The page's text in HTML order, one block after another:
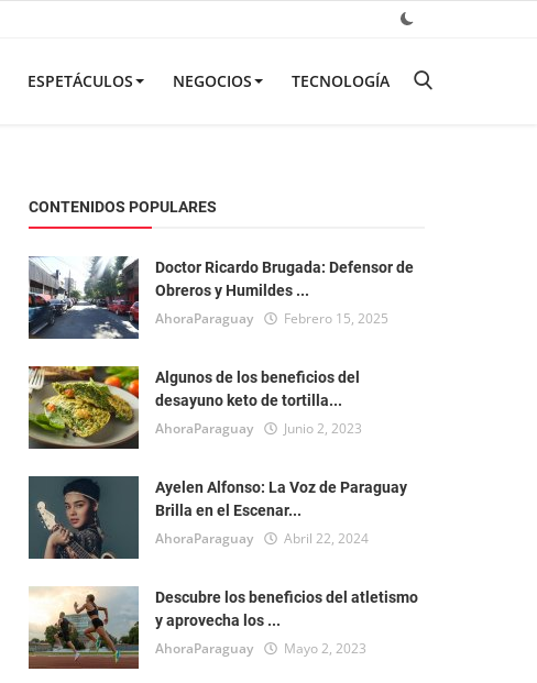
ESPETÁCULOS NEGOCIOS TECNOLOGÍA
CONTENIDOS POPULARES
Doctor Ricardo Brugada: Defensor de
Obreros y Humildes ...
AhoraParaguay Febrero 15, 2025
Algunos de los beneficios del
desayuno keto de tortilla...
AhoraParaguay Junio 2, 2023
Ayelen Alfonso: La Voz de Paraguay
Brilla en el Escenar...
AhoraParaguay Abril 22, 2024
Descubre los beneficios del atletismo
y aprovecha los ...
AhoraParaguay Mayo 2, 2023